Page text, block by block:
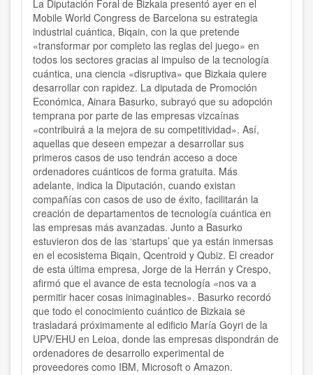
La Diputación Foral de Bizkaia presentó ayer en el
Mobile World Congress de Barcelona su estrategia
industrial cuántica, Biqain, con la que pretende
«transformar por completo las reglas del juego» en
todos los sectores gracias al impulso de la tecnología
cuántica, una ciencia «disruptiva» que Bizkaia quiere
desarrollar con rapidez. La diputada de Promoción
Económica, Ainara Basurko, subrayó que su adopción
temprana por parte de las empresas vizcaínas
«contribuirá a la mejora de su competitividad». Así,
aquellas que deseen empezar a desarrollar sus
primeros casos de uso tendrán acceso a doce
ordenadores cuánticos de forma gratuita. Más
adelante, indica la Diputación, cuando existan
compañías con casos de uso de éxito, facilitarán la
creación de departamentos de tecnología cuántica en
las empresas más avanzadas. Junto a Basurko
estuvieron dos de las ‘startups’ que ya están inmersas
en el ecosistema Biqain, Qcentroid y Qubiz. El creador
de esta última empresa, Jorge de la Herrán y Crespo,
afirmó que el avance de esta tecnología «nos va a
permitir hacer cosas inimaginables». Basurko recordó
que todo el conocimiento cuántico de Bizkaia se
trasladará próximamente al edificio María Goyri de la
UPV/EHU en Leioa, donde las empresas dispondrán de
ordenadores de desarrollo experimental de
proveedores como IBM, Microsoft o Amazon.